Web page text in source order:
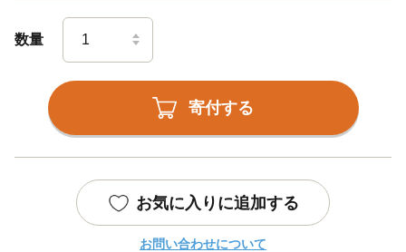
数量
寄付する
お気に入りに追加する
お問い合わせについて